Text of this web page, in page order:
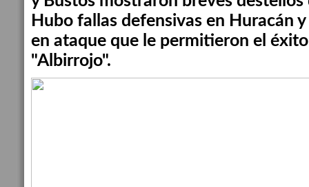
Hubo fallas defensivas en Huracán
en ataque que le permitieron el
"Albirrojo".